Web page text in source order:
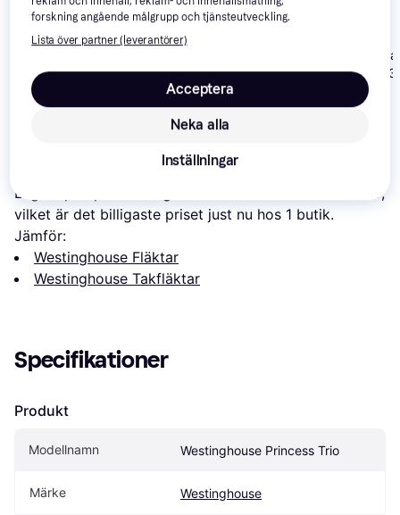
fjärrkontroll Emily
1 115 kr
R62522187 Titanium
674 kr
Philips Bliss
Ceiling Light
2 030 kr
Lägsta pris på
,
vilket är det billigaste priset just nu hos 1 butik.
Jämför:
Westinghouse Fläktar
Westinghouse Takfläktar
Specifikationer
Produkt
Modellnamn Westinghouse Princess Trio
Märke Westinghouse
forskning angående målgrupp och tjänsteutveckling.
Lista över partner (leverantörer)
Neka alla
Acceptera
Inställningar